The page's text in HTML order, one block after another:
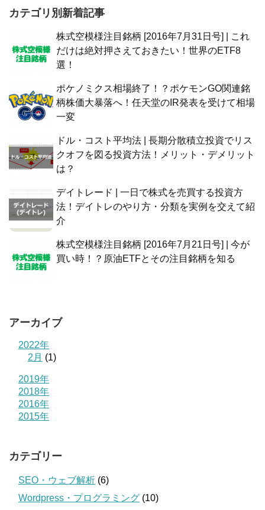
カテゴリ別新着記事
株式空模様注目銘柄 [2016年7月31日号] | これ
だけは絶対押さえておきたい！世界のETF8
選！
ポケノミクス相場終了！？ポケモンGO関連銘
柄株価大暴落へ！任天堂のIR発表を受けて相場
一変
ドル・コスト平均法 | 長期分散積立投資でリス
クオフを図る投資方法！メリット・デメリット
は？
デイトレード | 一日で株式を売買する投資方
法！デイトレのやり方・分類を実例を交えて紹
介
株式空模様注目銘柄 [2016年7月21日号] | 今が
買い時！？原油ETFとその注目銘柄を知る
アーカイブ
2022年
2月 (1)
2019年
2018年
2016年
2015年
カテゴリー
SEO・ウェブ解析 (6)
Wordpress・プログラミング (10)